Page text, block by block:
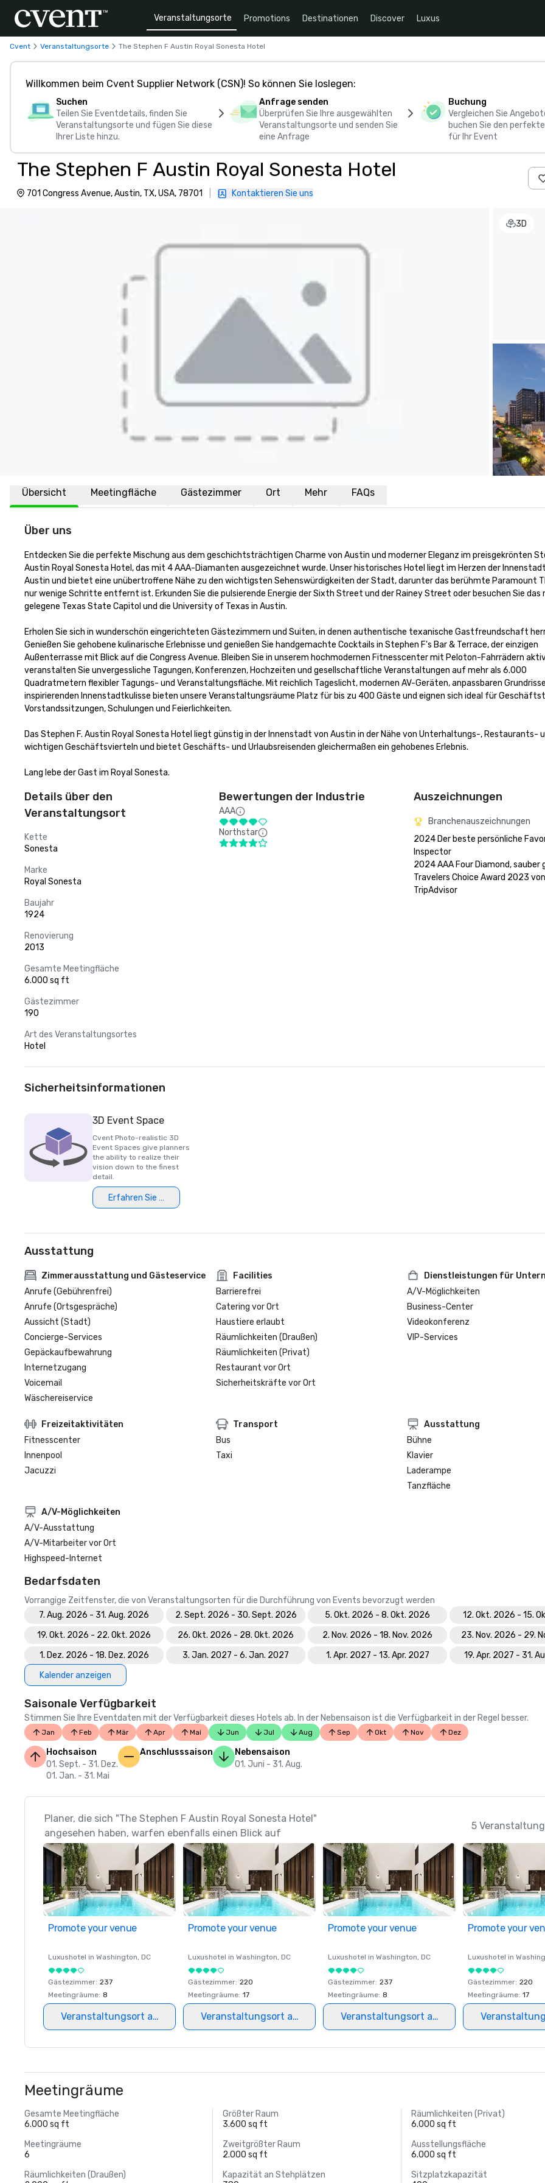
Veranstaltungsorte Promotions Destinationen Discover Luxus
Cvent Veranstaltungsorte The Stephen F Austin Royal Sonesta Hotel
Willkommen beim Cvent Supplier Network (CSN)! So können Sie loslegen:
Suchen
Teilen Sie Eventdetails, finden Sie
Veranstaltungsorte und fügen Sie diese
Ihrer Liste hinzu.
Anfrage senden
Überprüfen Sie Ihre ausgewählten
Veranstaltungsorte und senden Sie
eine Anfrage
Buchung
Vergleichen Sie
buchen Sie den
für Ihr Event
The Stephen F Austin Royal Sonesta Hotel
701 Congress Avenue, Austin, TX, USA, 78701 Kontaktieren Sie uns
3D
Übersicht Meetingfläche Gästezimmer Ort Mehr FAQs
Über uns
Entdecken Sie die perfekte Mischung aus dem geschichtsträchtigen Charme von Austin und moderner Eleganz im preisgekrönten
Austin Royal Sonesta Hotel, das mit 4 AAA-Diamanten ausgezeichnet wurde. Unser historisches Hotel liegt im Herzen der
Austin und bietet eine unübertroffene Nähe zu den wichtigsten Sehenswürdigkeiten der Stadt, darunter das berühmte Paramount
nur wenige Schritte entfernt ist. Erkunden Sie die pulsierende Energie der Sixth Street und der Rainey Street oder besuchen Sie das
gelegene Texas State Capitol und die University of Texas in Austin.
Erholen Sie sich in wunderschön eingerichteten Gästezimmern und Suiten, in denen authentische texanische Gastfreundschaft
Genießen Sie gehobene kulinarische Erlebnisse und genießen Sie handgemachte Cocktails in Stephen F's Bar & Terrace, der einzigen
Außenterrasse mit Blick auf die Congress Avenue. Bleiben Sie in unserem hochmodernen Fitnesscenter mit Peloton-Fahrrädern
veranstalten Sie unvergessliche Tagungen, Konferenzen, Hochzeiten und gesellschaftliche Veranstaltungen auf mehr als 6.000
Quadratmetern flexibler Tagungs- und Veranstaltungsfläche. Mit reichlich Tageslicht, modernen AV-Geräten, anpassbaren
inspirierenden Innenstadtkulisse bieten unsere Veranstaltungsräume Platz für bis zu 400 Gäste und eignen sich ideal für
Vorstandssitzungen, Schulungen und Feierlichkeiten.
Das Stephen F. Austin Royal Sonesta Hotel liegt günstig in der Innenstadt von Austin in der Nähe von Unterhaltungs-, Restaurants-
wichtigen Geschäftsvierteln und bietet Geschäfts- und Urlaubsreisenden gleichermaßen ein gehobenes Erlebnis.
Lang lebe der Gast im Royal Sonesta.
Details über den
Veranstaltungsort
Kette
Sonesta
Marke
Royal Sonesta
Baujahr
1924
Renovierung
2013
Gesamte Meetingfläche
6.000 sq ft
Gästezimmer
190
Art des Veranstaltungsortes
Hotel
Bewertungen der Industrie
AAA
Northstar
Auszeichnungen
Branchenauszeichnungen
2024 Der beste persönliche
Inspector
2024 AAA Four Diamond, sauber
Travelers Choice Award 2023 von
TripAdvisor
Sicherheitsinformationen
3D Event Space
Cvent Photo-realistic 3D
Event Spaces give planners
the ability to realize their
vision down to the finest
detail.
Erfahren Sie mehr
Ausstattung
Zimmerausstattung und Gästeservice
Anrufe (Gebührenfrei)
Anrufe (Ortsgespräche)
Aussicht (Stadt)
Concierge-Services
Gepäckaufbewahrung
Internetzugang
Voicemail
Wäschereiservice
Facilities
Barrierefrei
Catering vor Ort
Haustiere erlaubt
Räumlichkeiten (Draußen)
Räumlichkeiten (Privat)
Restaurant vor Ort
Sicherheitskräfte vor Ort
Dienstleistungen für
A/V-Möglichkeiten
Business-Center
Videokonferenz
VIP-Services
Freizeitaktivitäten
Fitnesscenter
Innenpool
Jacuzzi
Transport
Bus
Taxi
Ausstattung
Bühne
Klavier
Laderampe
Tanzfläche
A/V-Möglichkeiten
A/V-Ausstattung
A/V-Mitarbeiter vor Ort
Highspeed-Internet
Bedarfsdaten
Vorrangige Zeitfenster, die von Veranstaltungsorten für die Durchführung von Events bevorzugt werden
7. Aug. 2026 - 31. Aug. 2026
2. Sept. 2026 - 30. Sept. 2026 5. Okt. 2026 - 8. Okt. 2026
12. Okt. 2026 - 15.
19. Okt. 2026 - 22. Okt. 2026
26. Okt. 2026 - 28. Okt. 2026 2. Nov. 2026 - 18. Nov. 2026
23. Nov. 2026 - 29.
1. Dez. 2026 - 18. Dez. 2026
3. Jan. 2027 - 6. Jan. 2027 1. Apr. 2027 - 13. Apr. 2027
19. Apr. 2027 - 31.
Kalender anzeigen
Saisonale Verfügbarkeit
Stimmen Sie Ihre Eventdaten mit der Verfügbarkeit dieses Hotels ab. In der Nebensaison ist die Verfügbarkeit in der Regel besser.
Jan Feb Mär Apr Mai Jun Jul Aug Sep Okt Nov Dez
Hochsaison
01. Sept. - 31. Dez.
01. Jan. - 31. Mai
Anschlusssaison
Nebensaison
01. Juni - 31. Aug.
Planer, die sich "The Stephen F Austin Royal Sonesta Hotel"
angesehen haben, warfen ebenfalls einen Blick auf
5
Promote your venue
Luxushotel in Washington, DC
Gästezimmer: 237
Meetingräume: 8
Veranstaltungsort auswählen
Promote your venue
Luxushotel in Washington, DC
Gästezimmer: 220
Meetingräume: 17
Veranstaltungsort auswählen
Promote your venue
Luxushotel in Washington, DC
Gästezimmer: 237
Meetingräume: 8
Veranstaltungsort auswählen
Promote your
Luxushotel in
Gästezimmer: 220
Meetingräume: 17
Meetingräume
Gesamte Meetingfläche
6.000 sq ft
Größter Raum
3.600 sq ft
Räumlichkeiten (Privat)
6.000 sq ft
Meetingräume
6
Zweitgrößter Raum
2.000 sq ft
Ausstellungsfläche
6.000 sq ft
Räumlichkeiten (Draußen)
Kapazität an Stehplätzen
Sitzplatzkapazität